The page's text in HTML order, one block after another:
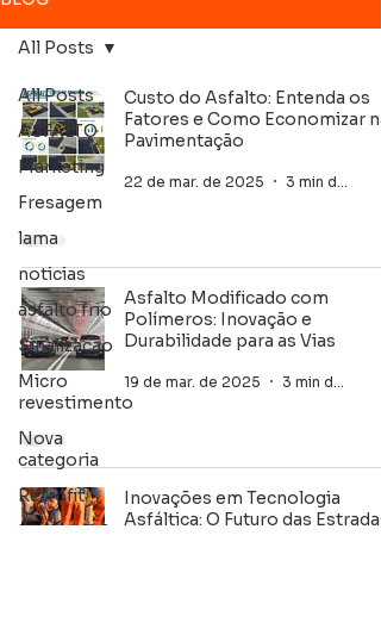
All Posts
ASFALTO
Marketing
Fresagem
lama
noticias
asfalto frio
Sinalização
Micro
revestimento
Nova
categoria
Retrofit
Imprimação
All Posts
Custo do Asfalto: Entenda os
Fatores e Como Economizar na
Pavimentação
22 de mar. de 2025
Asfalto Modificado com
Polímeros: Inovação e
Durabilidade para as Vias
19 de mar. de 2025
Inovações em Tecnologia
Asfáltica: O Futuro das Estradas